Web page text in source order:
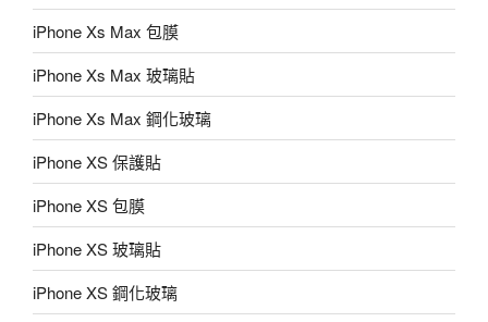
iPhone Xs Max 包膜
iPhone Xs Max 玻璃貼
iPhone Xs Max 鋼化玻璃
iPhone XS 保護貼
iPhone XS 包膜
iPhone XS 玻璃貼
iPhone XS 鋼化玻璃